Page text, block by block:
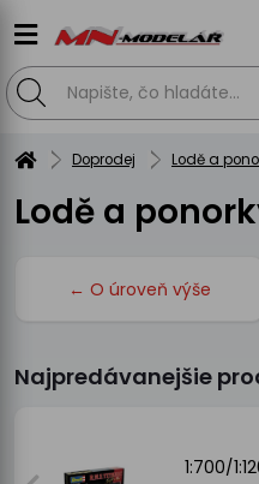
Doprodej Lodě a
Lodě a
← O úroveň výše
Najpredávanejšie
1:700/